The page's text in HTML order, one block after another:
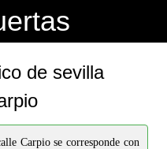
de sevilla
Carpio se corresponde con